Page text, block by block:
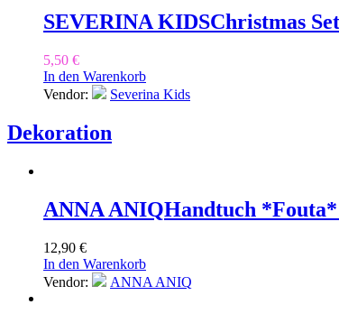
SEVERINA KIDSChristmas Set
5,50 €
In den Warenkorb
Vendor:
Severina Kids
Dekoration
ANNA ANIQHandtuch *Fouta*
12,90 €
In den Warenkorb
Vendor:
ANNA ANIQ